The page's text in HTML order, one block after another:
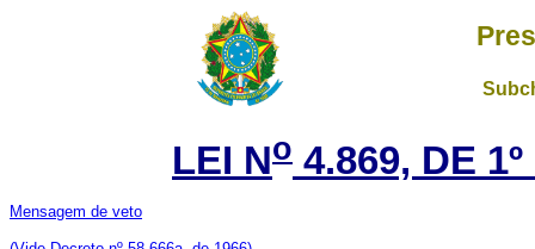
LEI No 4.869, DE
Mensagem de veto